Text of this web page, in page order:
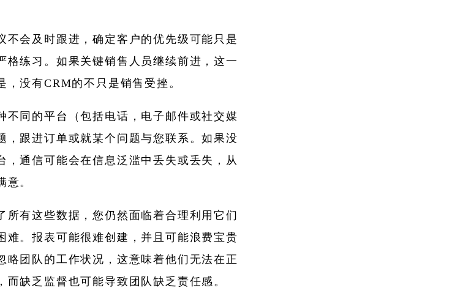
不会及时跟进，确定客户的优先级可能只是
格练习。如果关键销售人员继续前进，这一
没有CRM的不只是销售受挫。
不同的平台（包括电话，电子邮件或社交媒
，跟进订单或就某个问题与您联系。如果没
，通信可能会在信息泛滥中丢失或丢失，从
意。
所有这些数据，您仍然面临着合理利用它们
难。报表可能很难创建，并且可能浪费宝贵
略团队的工作状况，这意味着他们无法在正
缺乏监督也可能导致团队缺乏责任感。